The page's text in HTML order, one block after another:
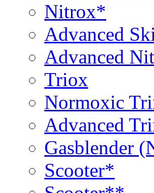
Nitrox*
Advanced
Advanced
Triox
Normoxic
Advanced
Gasblender
Scooter*